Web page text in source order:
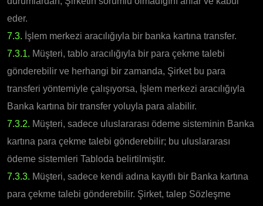
eder.
7.3. İşlem merkezi aracılığıyla bir banka kartına transfer.
7.3.1. Müşteri, tablo aracılığıyla bir para çekme talebi
gönderebilir ve herhangi bir zamanda, Şirket bu para
transferi yöntemiyle çalışıyorsa, İşlem merkezi aracılığıyla
Banka kartına bir transfer yoluyla para alabilir.
7.3.2. Müşteri, sadece uluslararası ödeme sisteminin Banka
kartına para çekme talebi gönderebilir; bu uluslararası
ödeme sistemleri Tabloda belirtilmiştir.
7.3.3. Müşteri, sadece kendi adına kayıtlı bir Banka kartına
para çekme talebi gönderebilir. Şirket, talep Sözleşme